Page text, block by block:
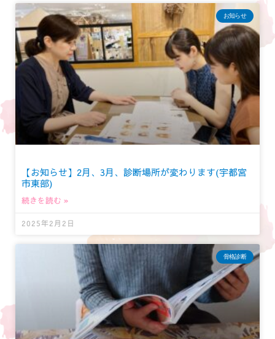
お知らせ
【お知らせ】2月、3月、診断場所が変わります(宇都宮
市東部)
続きを読む »
2025年2月2日
骨格診断